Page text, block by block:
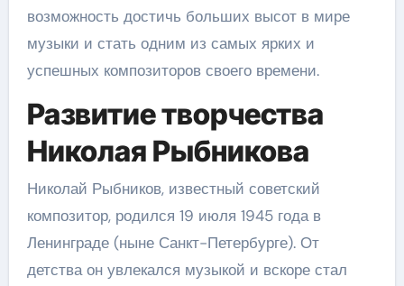
возможность достичь больших высот в мире
музыки и стать одним из самых ярких и
успешных композиторов своего времени.
Развитие творчества
Николая Рыбникова
Николай Рыбников, известный советский
композитор, родился 19 июля 1945 года в
Ленинграде (ныне Санкт-Петербурге). От
детства он увлекался музыкой и вскоре стал